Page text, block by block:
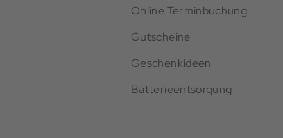
Online Terminbuchung
Gutscheine
Geschenkideen
Batterieentsorgung